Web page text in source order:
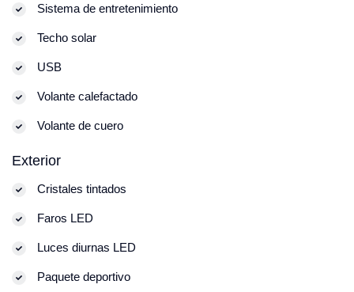
Sistema de entretenimiento
Techo solar
USB
Volante calefactado
Volante de cuero
Exterior
Cristales tintados
Faros LED
Luces diurnas LED
Paquete deportivo